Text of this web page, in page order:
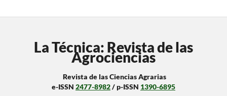
La Técnica: Revista de las
Agrociencias
Revista de las Ciencias Agrarias
e-ISSN 2477-8982/ p-ISSN 1390-6895